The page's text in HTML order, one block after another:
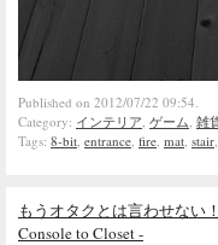
Published on 2012/07/22 09:54.
Category: インテリア, ゲーム, 雑
Tags: 8-bit, entrance, fire, mat, stair,
もうオタクとは言わせない
Console to Closet -